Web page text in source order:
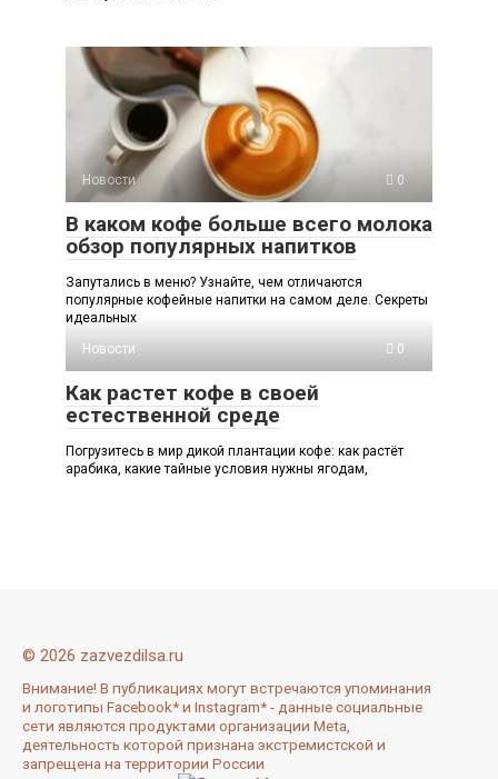
Новости 0
В каком кофе больше всего молока
обзор популярных напитков
Запутались в меню? Узнайте, чем отличаются
популярные кофейные напитки на самом деле. Секреты
идеальных
Новости
0
Как растет кофе в своей
естественной среде
Погрузитесь в мир дикой плантации кофе: как растёт
арабика, какие тайные условия нужны ягодам,
© 2026 zazvezdilsa.ru
Внимание! В публикациях могут встречаются упоминания
и логотипы Facebook* и Instagram* - данные социальные
сети являются продуктами организации Meta,
деятельность которой признана экстремистской и
запрещена на территории России